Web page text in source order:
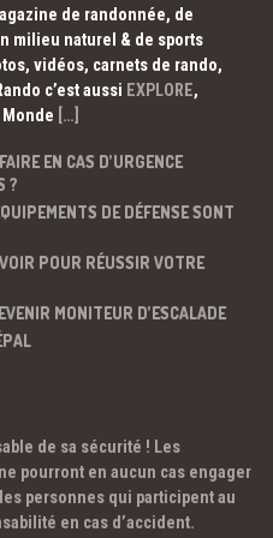
de randonnée, de
milieu naturel & de sports
vidéos, carnets de rando,
c’est aussi EXPLORE,
[…]
EN CAS D’URGENCE
?
DE DÉFENSE SONT
POUR RÉUSSIR VOTRE
MONITEUR D’ESCALADE
de sa sécurité ! Les
pourront en aucun cas engager
personnes qui participent au
en cas d’accident.